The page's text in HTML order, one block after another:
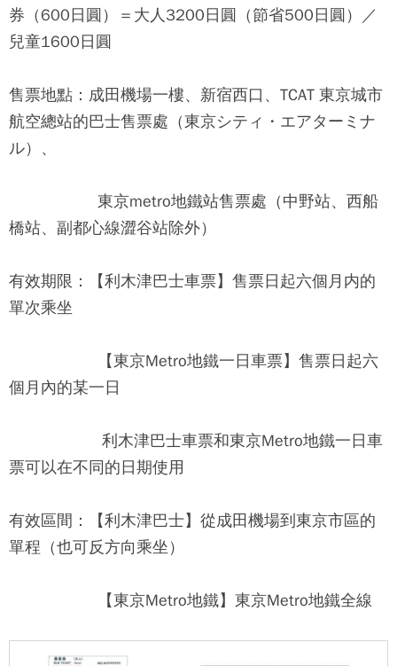
券（600日圓）＝大人3200日圓（節省500日圓）／
兒童1600日圓
售票地點：成田機場一樓、新宿西口、TCAT 東京城市
航空總站的巴士售票處（東京シティ・エアターミナ
ル）、
東京metro地鐵站售票處（中野站、西船
橋站、副都心線澀谷站除外）
有效期限：【利木津巴士車票】售票日起六個月内的
單次乘坐
【東京Metro地鐵一日車票】售票日起六
個月內的某一日
利木津巴士車票和東京Metro地鐵一日車
票可以在不同的日期使用
有效區間：【利木津巴士】從成田機場到東京市區的
單程（也可反方向乘坐）
【東京Metro地鐵】東京Metro地鐵全線